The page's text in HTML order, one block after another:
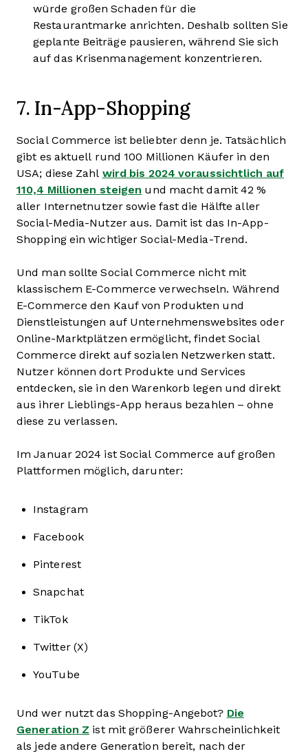
würde großen Schaden für die
Restaurantmarke anrichten. Deshalb sollten Sie
geplante Beiträge pausieren, während Sie sich
auf das Krisenmanagement konzentrieren.
7. In-App-Shopping
Social Commerce ist beliebter denn je. Tatsächlich
gibt es aktuell rund 100 Millionen Käufer in den
USA; diese Zahl wird bis 2024 voraussichtlich auf
110,4 Millionen steigen und macht damit 42 %
aller Internetnutzer sowie fast die Hälfte aller
Social-Media-Nutzer aus. Damit ist das In-App-
Shopping ein wichtiger Social-Media-Trend.
Und man sollte Social Commerce nicht mit
klassischem E-Commerce verwechseln. Während
E-Commerce den Kauf von Produkten und
Dienstleistungen auf Unternehmenswebsites oder
Online-Marktplätzen ermöglicht, findet Social
Commerce direkt auf sozialen Netzwerken statt.
Nutzer können dort Produkte und Services
entdecken, sie in den Warenkorb legen und direkt
aus ihrer Lieblings-App heraus bezahlen – ohne
diese zu verlassen.
Im Januar 2024 ist Social Commerce auf großen
Plattformen möglich, darunter:
Instagram
Facebook
Pinterest
Snapchat
TikTok
Twitter (X)
YouTube
Und wer nutzt das Shopping-Angebot? Die
Generation Z ist mit größerer Wahrscheinlichkeit
als jede andere Generation bereit, nach der